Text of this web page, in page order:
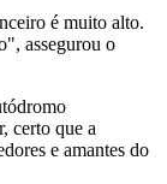
é muito alto.
assegurou o
certo que a
e amantes do